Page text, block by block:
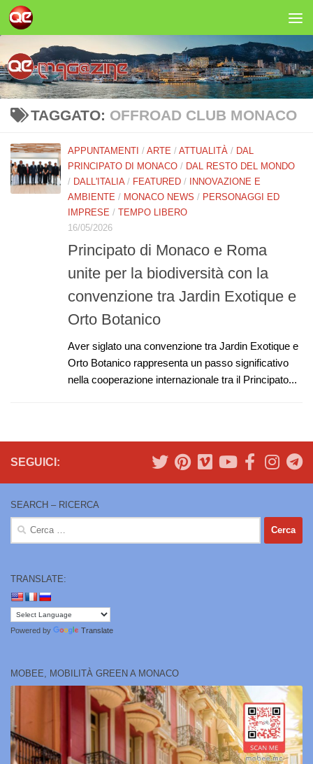
Salta al contenuto
TAGGATO: OFFROAD CLUB MONACO
APPUNTAMENTI / ARTE / ATTUALITÀ / DAL
PRINCIPATO DI MONACO / DAL RESTO DEL MONDO
/ DALL'ITALIA/ FEATURED /
INNOVAZIONE E
AMBIENTE / MONACO NEWS / PERSONAGGI ED
IMPRESE / TEMPO LIBERO
16/05/2026
Principato di Monaco e Roma
unite per la biodiversità con la
convenzione tra Jardin Exotique e
Orto Botanico
Aver siglato una convenzione tra Jardin Exotique e
Orto Botanico rappresenta un passo significativo
nella cooperazione internazionale tra il Principato...
SEGUICI:
SEARCH – RICERCA
Ricerca
TRANSLATE:
Powered by Translate
MOBEE, MOBILITÀ GREEN A MONACO